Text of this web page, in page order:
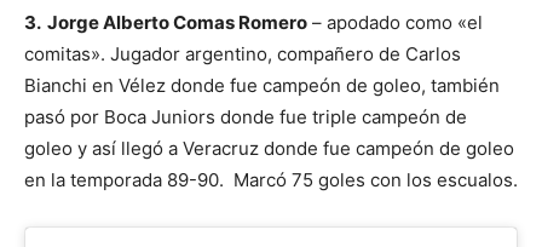
3. Jorge Alberto Comas Romero – apodado como «el
comitas». Jugador argentino, compañero de Carlos
Bianchi en Vélez donde fue campeón de goleo, también
pasó por Boca Juniors donde fue triple campeón de
goleo y así llegó a Veracruz donde fue campeón de goleo
en la temporada 89-90. Marcó 75 goles con los escualos.